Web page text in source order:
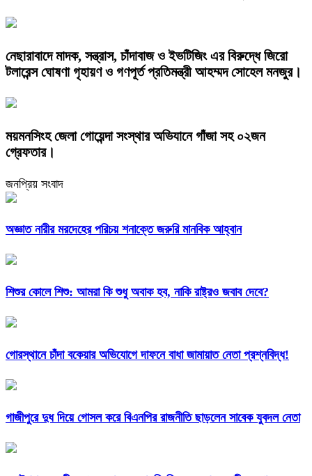
নেছারাবাদে মাদক, সন্ত্রাস, চাঁদাবাজ ও ইভটিজিং এর বিরুদ্ধে জিরো
টলারেন্স ঘোষণা গৃহায়ণ ও গণপূর্ত প্রতিমন্ত্রী আহম্মদ সোহেল মনজুর।
ময়মনসিংহ জেলা গোয়েন্দা সংস্থার অভিযানে গাঁজা সহ ০২জন
গ্রেফতার।
জনপ্রিয় সংবাদ
অজ্ঞাত নারীর মরদেহের পরিচয় শনাক্তে জরুরি মানবিক আহ্বান
শিশুর কোলে শিশু: আমরা কি শুধু অবাক হব, নাকি রাষ্ট্রও জবাব দেবে?
গোরস্থানে চাঁদা বকেয়ার অভিযোগে দাফনে বাধা জামায়াত নেতা প্রশ্নবিদ্ধ!
গাজীপুরে দুধ দিয়ে গোসল করে বিএনপির রাজনীতি ছাড়লেন সাবেক যুবদল নেতা